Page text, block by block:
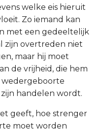
welke eis hieruit
Zo iemand kan
met een gedeeltelijk
zijn overtreden niet
maar hij moet
de vrijheid, die hem
wedergeboorte
zijn handelen wordt.
geeft, hoe strenger
moet worden